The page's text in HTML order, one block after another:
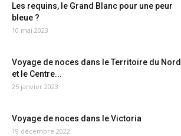
Les requins, le Grand Blanc pour une peur
bleue ?
10 mai 2023
Voyage de noces dans le Territoire du Nord
et le Centre...
25 janvier 2023
Voyage de noces dans le Victoria
19 décembre 2022